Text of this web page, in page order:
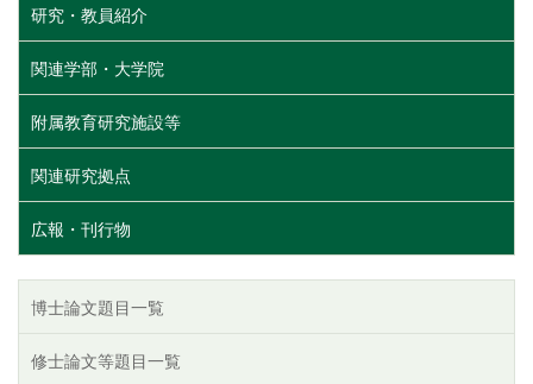
研究・教員紹介
関連学部・大学院
附属教育研究施設等
関連研究拠点
広報・刊行物
博士論文題目一覧
修士論文等題目一覧